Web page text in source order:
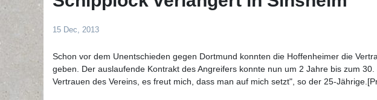
15 Dec, 2013
Schon vor dem Unentschieden gegen Dortmund konnten die Hoffenheimer die
geben. Der auslaufende Kontrakt des Angreifers konnte nun um 2 Jahre bis zum
Vertrauen des Vereins, es freut mich, dass man auf mich setzt", so der 25-